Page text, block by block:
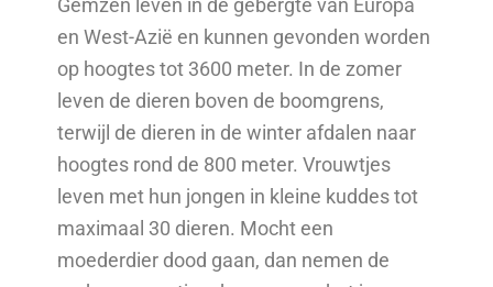
Gemzen leven in de gebergte van Europa
en West-Azië en kunnen gevonden worden
op hoogtes tot 3600 meter. In de zomer
leven de dieren boven de boomgrens,
terwijl de dieren in de winter afdalen naar
hoogtes rond de 800 meter. Vrouwtjes
leven met hun jongen in kleine kuddes tot
maximaal 30 dieren. Mocht een
moederdier dood gaan, dan nemen de